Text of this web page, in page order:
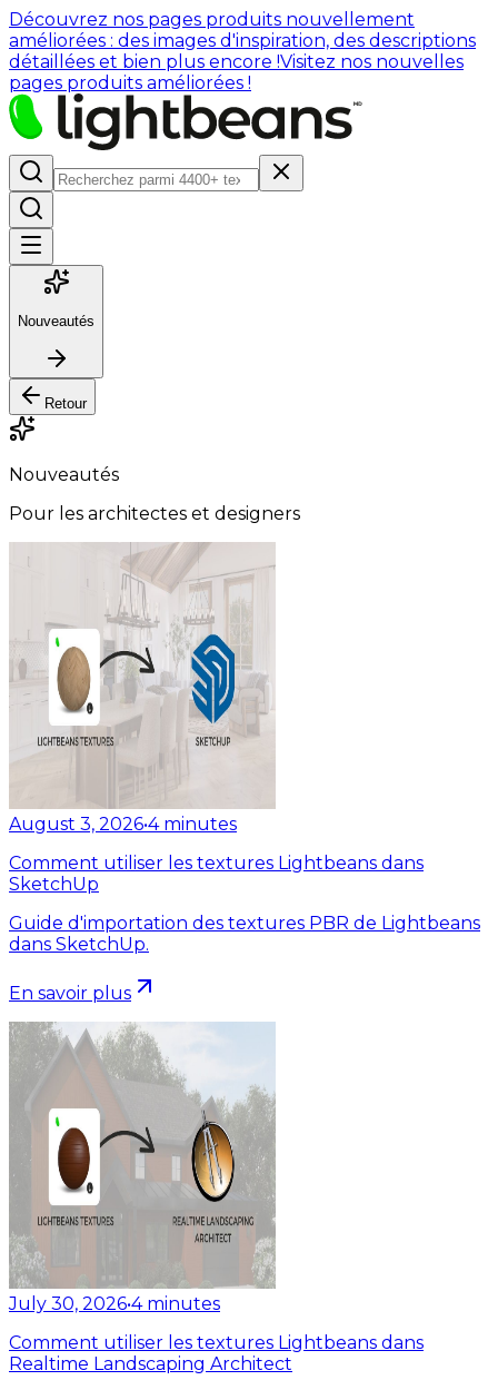
Découvrez nos pages produits nouvellement
améliorées : des images d'inspiration, des descriptions
détaillées et bien plus encore !Visitez nos nouvelles
pages produits améliorées !
Nouveautés
Retour
Nouveautés
Pour les architectes et designers
August 3, 2026•4 minutes
Comment utiliser les textures Lightbeans dans
SketchUp
Guide d'importation des textures PBR de Lightbeans
dans SketchUp.
En savoir plus
July 30, 2026•4 minutes
Comment utiliser les textures Lightbeans dans
Realtime Landscaping Architect